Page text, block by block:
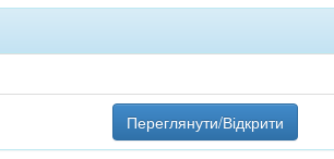
Переглянути/Відкрити